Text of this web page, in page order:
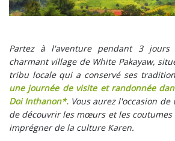
Partez à l'aventure pendant 3
charmant village de White Pakayaw,
tribu locale qui a conservé ses
une journée de visite et randonnée
Doi Inthanon*.Vous aurez l'occasion de
de découvrir les mœurs et les coutumes
imprégner de la culture Karen.